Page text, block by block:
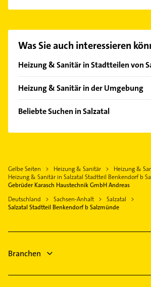
die passenden Kontaktmöglichkeiten
auswählen. Hier finden Sie alle
Was Sie auch interessieren
Heizung & Sanitär in Stadtteilen von
Schiepzig
Trebitz
Heizung & Sanitär in der Umgebung
Teutschenthal
Halle (Saale)
Könnern
Gerbstedt
Südliches Anhalt
Beliebte Suchen in Salzatal
Zahnarzt
Maler
Arzt
Rechtsanwalt
Gelbe Seiten Heizung & Sanitär
Heizung &
Heizung & Sanitär in Salzatal Stadtteil Benkendorf b
Gebrüder Karasch Haustechnik GmbH Andreas
Deutschland
Sachsen-Anhalt
Salzatal
Salzatal Stadtteil Benkendorf b Salzmünde
Branchen